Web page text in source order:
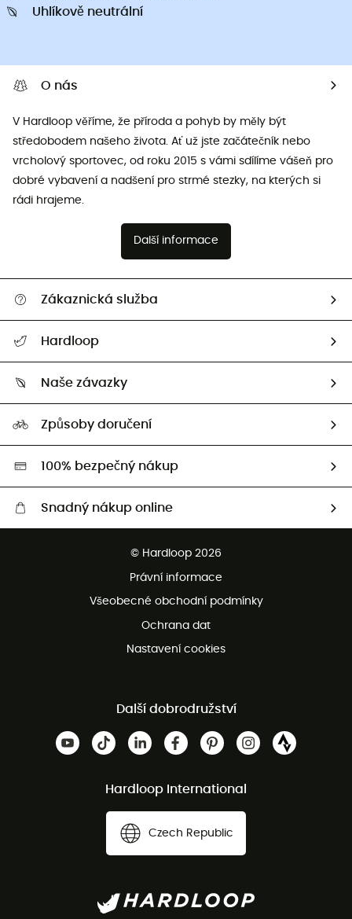
Uhlíkově neutrální
O nás
V Hardloop věříme, že příroda a pohyb by měly být
středobodem našeho života. Ať už jste začátečník nebo
vrcholový sportovec, od roku 2015 s vámi sdílíme vášeň pro
dobré vybavení a nadšení pro strmé stezky, na kterých si
rádi hrajeme.
Další informace
Zákaznická služba
Vrácení zboží a peněz
Hardloop
Naši Ambasadoři
Naše závazky
Second hand
HardGreen
Způsoby doručení
100% bezpečný nákup
Snadný nákup online
Bezplatné vrácení do 100 dnů
Bezplatná zákaznická služba
© Hardloop 2026
Právní informace
Všeobecné obchodní podmínky
Ochrana dat
Nastavení cookies
Další dobrodružství
Hardloop International
Czech Republic